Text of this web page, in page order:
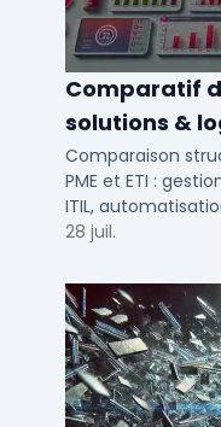
Comparatif
solutions &
Comparaison
PME et ETI :
ITIL,
d'usage par taille
28 juil.